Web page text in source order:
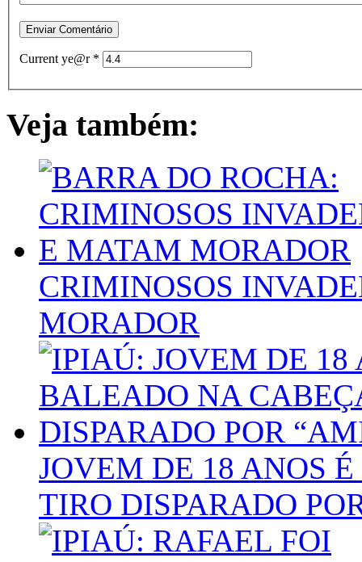
Current ye@r *
Veja também:
CRIMINOSOS
MORADOR
JOVEM DE 18 ANOS
TIRO DISPARADO